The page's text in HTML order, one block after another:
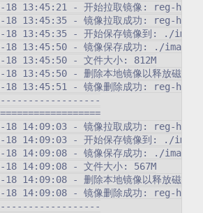
18 13:45:21 - 开始拉取镜像: reg-
18 13:45:35 - 镜像拉取成功: reg-
18 13:45:35 - 开始保存镜像到: ./
18 13:45:50 - 镜像保存成功: ./
18 13:45:50 - 文件大小: 812M
18 13:45:50 - 删除本地镜像以释放磁
18 13:45:51 - 镜像删除成功: reg-
18 14:09:03 - 镜像拉取成功: reg-
18 14:09:03 - 开始保存镜像到: ./
18 14:09:08 - 镜像保存成功: ./
18 14:09:08 - 文件大小: 567M
18 14:09:08 - 删除本地镜像以释放磁
18 14:09:08 - 镜像删除成功: reg-